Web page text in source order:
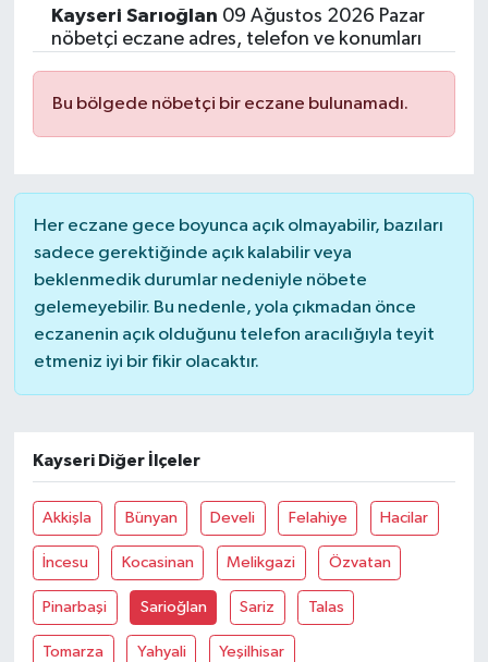
Kayseri Sarıoğlan 09 Ağustos 2026 Pazar
nöbetçi eczane adres, telefon ve konumları
Bu bölgede nöbetçi bir eczane bulunamadı.
Her eczane gece boyunca açık olmayabilir, bazıları
sadece gerektiğinde açık kalabilir veya
beklenmedik durumlar nedeniyle nöbete
gelemeyebilir. Bu nedenle, yola çıkmadan önce
eczanenin açık olduğunu telefon aracılığıyla teyit
etmeniz iyi bir fikir olacaktır.
Kayseri Diğer İlçeler
Akkişla Bünyan Develi Felahiye Hacilar
İncesu Kocasinan Melikgazi Özvatan
Pinarbaşi Sarioğlan Sariz Talas
Tomarza Yahyali Yeşilhisar
Siyasetçi
Spor